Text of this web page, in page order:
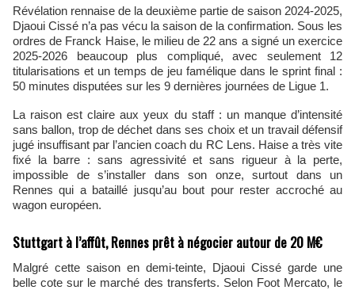
Révélation rennaise de la deuxième partie de saison 2024-2025,
Djaoui Cissé n’a pas vécu la saison de la confirmation. Sous les
ordres de Franck Haise, le milieu de 22 ans a signé un exercice
2025-2026 beaucoup plus compliqué, avec seulement 12
titularisations et un temps de jeu famélique dans le sprint final :
50 minutes disputées sur les 9 dernières journées de Ligue 1.
La raison est claire aux yeux du staff : un manque d’intensité
sans ballon, trop de déchet dans ses choix et un travail défensif
jugé insuffisant par l’ancien coach du RC Lens. Haise a très vite
fixé la barre : sans agressivité et sans rigueur à la perte,
impossible de s’installer dans son onze, surtout dans un
Rennes qui a bataillé jusqu’au bout pour rester accroché au
wagon européen.
Stuttgart à l’affût, Rennes prêt à négocier autour de 20 M€
Malgré cette saison en demi-teinte, Djaoui Cissé garde une
belle cote sur le marché des transferts. Selon Foot Mercato, le